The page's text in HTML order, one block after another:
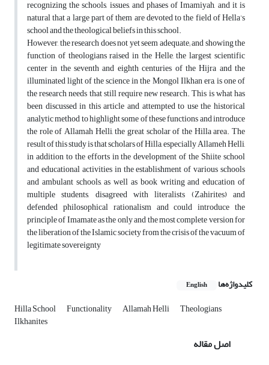
recognizing the schools, issues, and phases of Imamiyah, and it is
natural that a large part of them are devoted to the field of Hella’s
school and the theological beliefs in this school.
However, the research does not yet seem adequate; and showing the
function of theologians raised in the Helle, the largest scientific
center in the seventh and eighth centuries of the Hijra and the
illuminated light of the science in the Mongol Ilkhan era, is one of
the research needs that still require new research. This is what has
been discussed in this article and attempted to use the historical
analytic method to highlight some of these functions and introduce
the role of Allamah Helli, the great scholar of the Hilla area. The
result of this study is that scholars of Hilla, especially Allameh Helli,
in addition to the efforts in the development of the Shiite school
and educational activities in the establishment of various schools
and ambulant schools, as well as book writing and education of
multiple students, disagreed with literalists (Zahirites) and
defended philosophical rationalism and could introduce the
principle of Imamate as the only and the most complete version for
the liberation of the Islamic society from the crisis of the vacuum of
legitimate sovereignty
کلیدواژه‌ها English
Hilla School Functionality Allamah Helli Theologians
Ilkhanites
اصل مقاله